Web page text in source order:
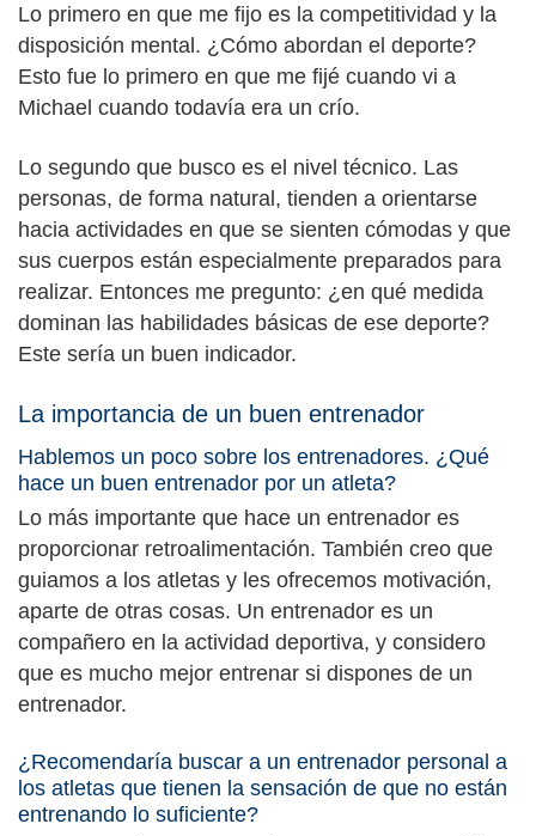
Lo primero en que me fijo es la competitividad y la
disposición mental. ¿Cómo abordan el deporte?
Esto fue lo primero en que me fijé cuando vi a
Michael cuando todavía era un crío.
Lo segundo que busco es el nivel técnico. Las
personas, de forma natural, tienden a orientarse
hacia actividades en que se sienten cómodas y que
sus cuerpos están especialmente preparados para
realizar. Entonces me pregunto: ¿en qué medida
dominan las habilidades básicas de ese deporte?
Este sería un buen indicador.
La importancia de un buen entrenador
Hablemos un poco sobre los entrenadores. ¿Qué
hace un buen entrenador por un atleta?
Lo más importante que hace un entrenador es
proporcionar retroalimentación. También creo que
guiamos a los atletas y les ofrecemos motivación,
aparte de otras cosas. Un entrenador es un
compañero en la actividad deportiva, y considero
que es mucho mejor entrenar si dispones de un
entrenador.
¿Recomendaría buscar a un entrenador personal a
los atletas que tienen la sensación de que no están
entrenando lo suficiente?